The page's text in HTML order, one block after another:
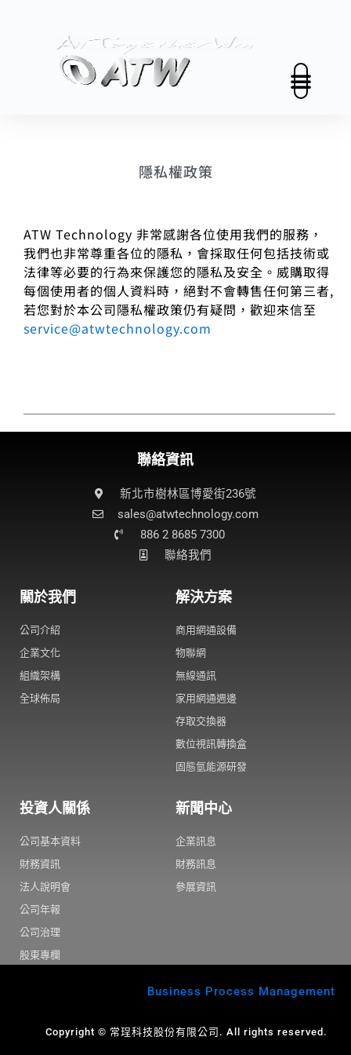
隱私權政策
ATW Technology 非常感謝各位使用我們的服務，
我們也非常尊重各位的隱私，會採取任何包括技術或
法律等必要的行為來保護您的隱私及安全。威購取得
每個使用者的個人資料時，絕對不會轉售任何第三者,
若您對於本公司隱私權政策仍有疑問，歡迎來信至
service@atwtechnology.com
聯絡資訊
新北市樹林區博愛街236號
sales@atwtechnology.com​
886 2 8685 7300
聯絡我們
關於我們
公司介紹
企業文化
組織架構
全球佈局
解決方案
商用網通設備
物聯網
無線通訊
家用網通週邊
存取交換器
數位視訊轉換盒
固態氫能源研發
投資人關係
公司基本資料
財務資訊
法人說明會
公司年報
公司治理
股東專欄
新聞中心
企業訊息
財務訊息
參展資訊
Business Process Management
Copyright © 常珵科技股份有限公司. All rights reserved.